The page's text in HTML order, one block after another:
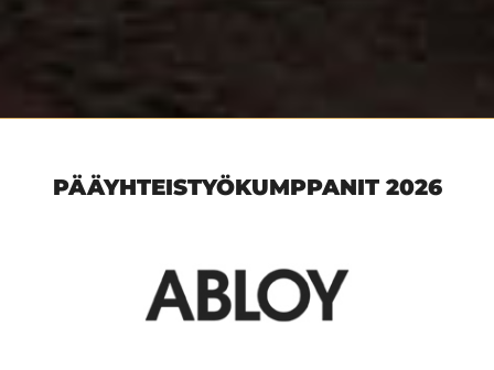
PÄÄYHTEISTYÖKUMPPANIT 2026